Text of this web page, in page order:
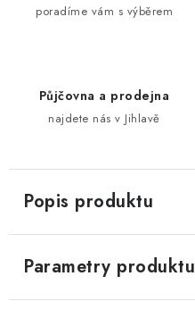
poradíme vám s výběrem
Půjčovna a prodejna
najdete nás v Jihlavě
Popis produktu
Parametry produktu